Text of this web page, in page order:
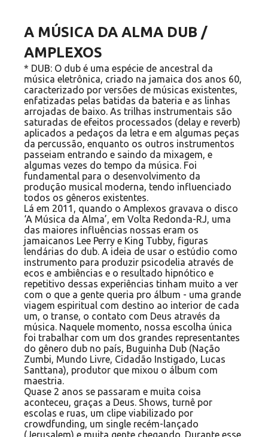
A MÚSICA DA ALMA DUB /
AMPLEXOS
* DUB: O dub é uma espécie de ancestral da
música eletrônica, criado na jamaica dos anos 60,
caracterizado por versões de músicas existentes,
enfatizadas pelas batidas da bateria e as linhas
arrojadas de baixo. As trilhas instrumentais são
saturadas de efeitos processados (delay e reverb)
aplicados a pedaços da letra e em algumas peças
da percussão, enquanto os outros instrumentos
passeiam entrando e saindo da mixagem, e
algumas vezes do tempo da música. Foi
fundamental para o desenvolvimento da
produção musical moderna, tendo influenciado
todos os gêneros existentes.
Lá em 2011, quando o Amplexos gravava o disco
‘A Música da Alma’, em Volta Redonda-RJ, uma
das maiores influências nossas eram os
jamaicanos Lee Perry e King Tubby, figuras
lendárias do dub. A ideia de usar o estúdio como
instrumento para produzir psicodelia através de
ecos e ambiências e o resultado hipnótico e
repetitivo dessas experiências tinham muito a ver
com o que a gente queria pro álbum - uma grande
viagem espiritual com destino ao interior de cada
um, o transe, o contato com Deus através da
música. Naquele momento, nossa escolha única
foi trabalhar com um dos grandes representantes
do gênero dub no país, Buguinha Dub (Nação
Zumbi, Mundo Livre, Cidadão Instigado, Lucas
Santtana), produtor que mixou o álbum com
maestria.
Quase 2 anos se passaram e muita coisa
aconteceu, graças a Deus. Shows, turnê por
escolas e ruas, um clipe viabilizado por
crowdfunding, um single recém-lançado
(Jerusalem) e muita gente chegando. Durante esse